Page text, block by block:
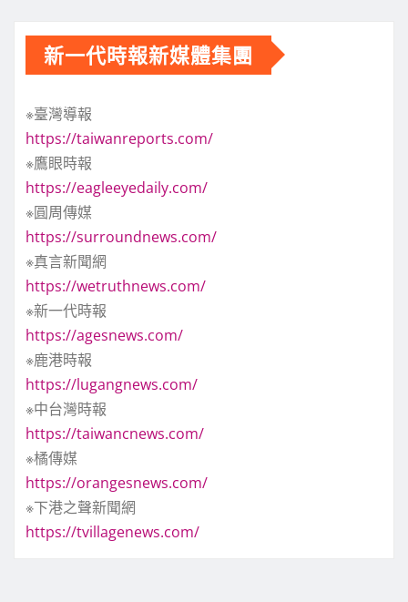
章
分
頁
新一代時報新媒體集團
※臺灣導報
https://taiwanreports.com/
※鷹眼時報
https://eagleeyedaily.com/
※圓周傳媒
https://surroundnews.com/
※真言新聞網
https://wetruthnews.com/
※新一代時報
https://agesnews.com/
※鹿港時報
https://lugangnews.com/
※中台灣時報
https://taiwancnews.com/
※橘傳媒
https://orangesnews.com/
※下港之聲新聞網
https://tvillagenews.com/